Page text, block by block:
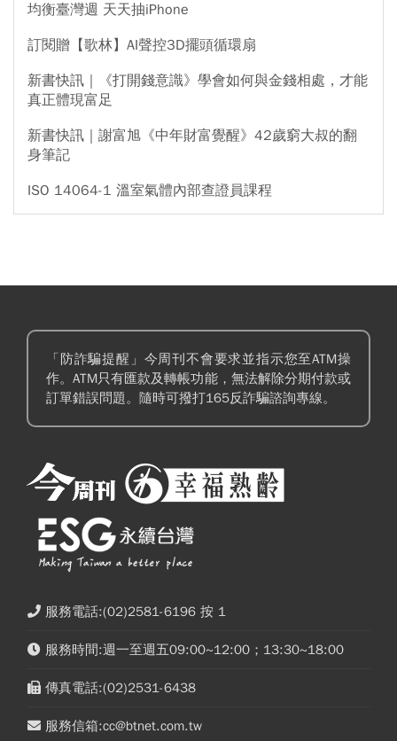
均衡臺灣週 天天抽iPhone
訂閱贈【歌林】AI聲控3D擺頭循環扇
新書快訊｜《打開錢意識》學會如何與金錢相處，才能
真正體現富足
新書快訊｜謝富旭《中年財富覺醒》42歲窮大叔的翻
身筆記
ISO 14064-1 溫室氣體內部查證員課程
「防詐騙提醒」今周刊不會要求並指示您至ATM操
作。ATM只有匯款及轉帳功能，無法解除分期付款或
訂單錯誤問題。隨時可撥打165反詐騙諮詢專線。
服務電話:(02)2581-6196 按 1
服務時間:週一至週五09:00~12:00；13:30~18:00
傳真電話:(02)2531-6438
服務信箱:cc@btnet.com.tw